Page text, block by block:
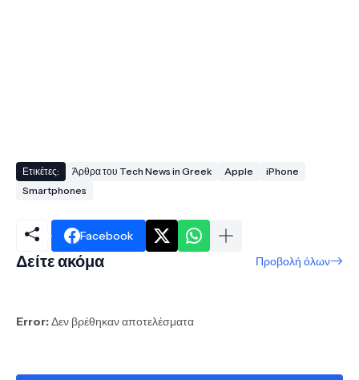
Ετικέτες: Άρθρα του Tech News in Greek Apple
iPhone
Smartphones
Facebook
Δείτε ακόμα Προβολή όλων
Error:Δεν βρέθηκαν αποτελέσματα